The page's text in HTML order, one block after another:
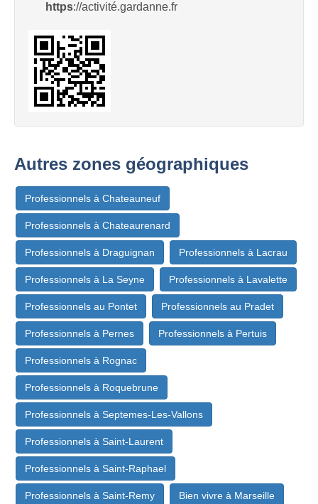
https://activité.gardanne.fr
Autres zones géographiques
Professionnels à Chateauneuf
Professionnels à Chateaurenard
Professionnels à Draguignan Professionnels à Lacrau
Professionnels à La Seyne Professionnels à Lavalette
Professionnels au Pontet Professionnels au Pradet
Professionnels à Pernes Professionnels à Pertuis
Professionnels à Rognac
Professionnels à Roquebrune
Professionnels à Septemes-Les-Vallons
Professionnels à Saint-Laurent
Professionnels à Saint-Raphael
Professionnels à Saint-Remy Bien vivre à Marseille